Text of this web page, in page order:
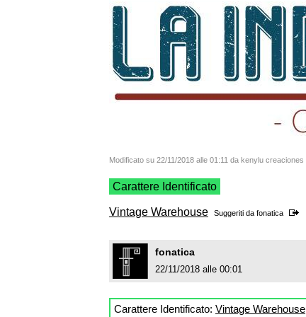
Modificato su 22/11/2018 alle 01:11 da kenylu creaciones
Carattere Identificato
Vintage Warehouse Suggeriti da fonatica
fonatica
22/11/2018 alle 00:01
Carattere Identificato: Vintage Warehouse